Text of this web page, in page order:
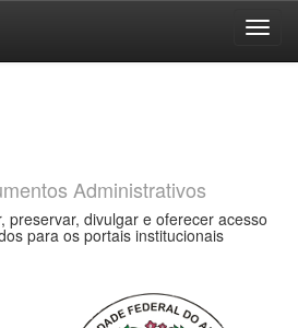
Administrativos
preservar, divulgar e oferecer acesso
para os portais institucionais